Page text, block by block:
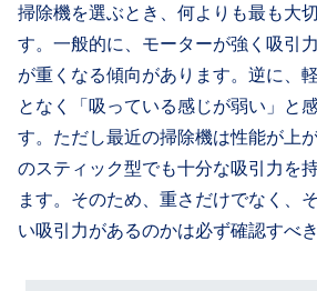
掃除機を選ぶとき、何よりも最も大
す。一般的に、モーターが強く吸引
が重くなる傾向があります。逆に、
となく「吸っている感じが弱い」と
す。ただし最近の掃除機は性能が上
のスティック型でも十分な吸引力を
ます。そのため、重さだけでなく、
い吸引力があるのかは必ず確認すべ